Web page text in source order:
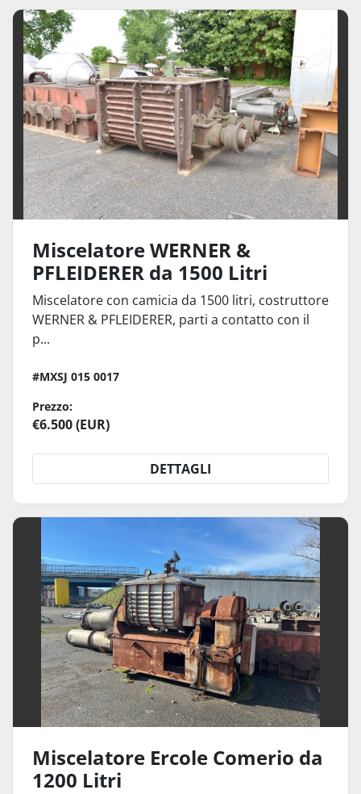
Miscelatore WERNER &
PFLEIDERER da 1500 Litri
Miscelatore con camicia da 1500 litri, costruttore
WERNER & PFLEIDERER, parti a contatto con il
p...
#MXSJ 015 0017
Prezzo:
€6.500 (EUR)
DETTAGLI
Miscelatore Ercole Comerio da
1200 Litri